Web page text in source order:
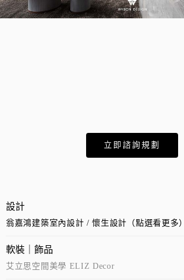
立即諮詢規劃
設計
翁嘉鴻建築室內設計 / 懷生設計（點選看更多）
軟裝｜飾品
艾立思空間美學 ELIZ Decor